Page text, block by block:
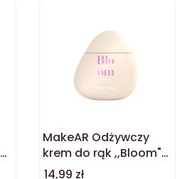
MakeAR Odżywczy
krem do rąk ,,Bloom"
50ml
Cena
14,99 zł